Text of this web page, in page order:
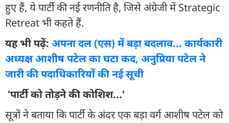
हुए हैं, ये पार्टी की नई रणनीति है, जिसे अंग्रेजी में Strategic
Retreat भी कहते हैं.
यह भी पढ़ें: अपना दल (एस) में बड़ा बदलाव... कार्यकारी
अध्यक्ष आशीष पटेल का घटा कद, अनुप्रिया पटेल ने
जारी की पदाधिकारियों की नई सूची
'पार्टी को तोड़ने की कोशिश...'
सूत्रों ने बताया कि पार्टी के अंदर एक बड़ा वर्ग आशीष पटेल को